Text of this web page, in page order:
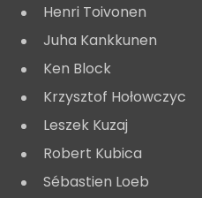
Henri Toivonen
Juha Kankkunen
Ken Block
Krzysztof Hołowczyc
Leszek Kuzaj
Robert Kubica
Sébastien Loeb